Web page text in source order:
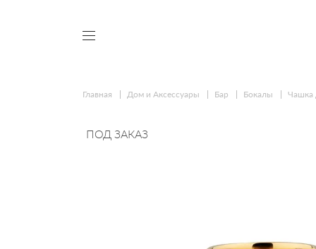
Главная Дом и Аксессуары Бар Бокалы Чашка
ПОД ЗАКАЗ